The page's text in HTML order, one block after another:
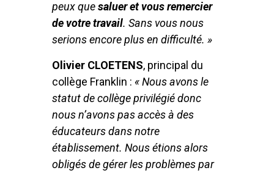
peux quesaluer et vous remercier
de votre travail. Sans vous nous
serions encore plus en difficulté. »
Olivier CLOETENS, principal du
collège Franklin : « Nous avons le
statut de collège privilégié donc
nous n’avons pas accès à des
éducateurs dans notre
établissement. Nous étions alors
obligés de gérer les problèmes par